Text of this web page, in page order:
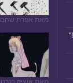
מאת אפרת שהם